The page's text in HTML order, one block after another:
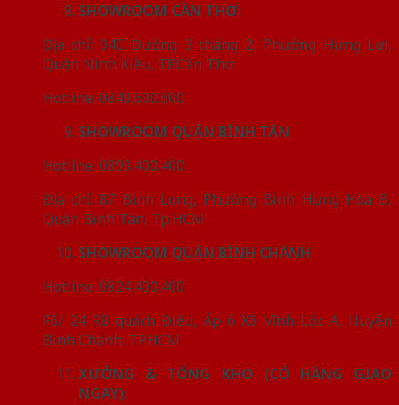
SHOWROOM CẦN THƠ:
Địa chỉ: 94C Đường 3 tháng 2, Phường Hưng Lợi,
Quận Ninh Kiều, TP.Cần Thơ
Hotline: 0849.600.600
SHOWROOM QUẬN BÌNH TÂN
Hotline: 0899.400.400
Địa chỉ: 87 Bình Long, Phường Bình Hưng Hòa B,
Quận Bình Tân, Tp.HCM
SHOWROOM QUẬN BÌNH CHÁNH
Hotline: 0824.400.400
F6/ 24 R8 quách Điêu, Ấp 6 Xã Vĩnh Lộc A, Huyện
Bình Chánh. TPHCM
XƯỞNG & TỔNG KHO (CÓ HÀNG GIAO
NGAY):